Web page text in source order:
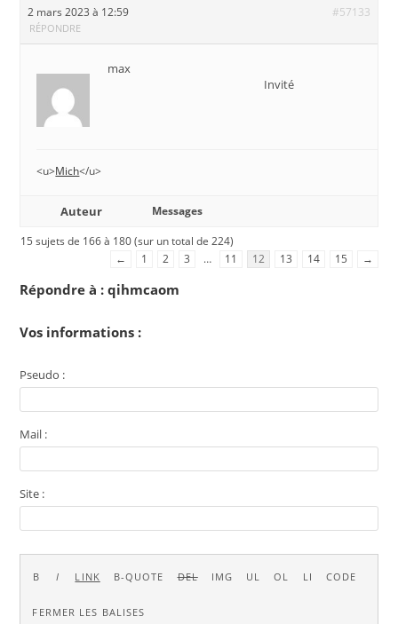
2 mars 2023 à 12:59 #57133
RÉPONDRE
max
Invité
<u>Mich</u>
Auteur
Messages
15 sujets de 166 à 180 (sur un total de 224)
←
1 2 3 … 11 12 13 14 15 →
Répondre à : qihmcaom
Vos informations :
Pseudo :
Mail :
Site :